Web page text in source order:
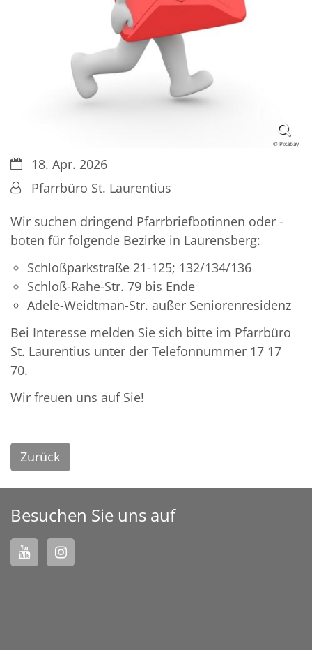
© Pixabay
Datum:18. Apr. 2026
Von:Pfarrbüro St. Laurentius
Wir suchen dringend Pfarrbriefbotinnen oder -
boten für folgende Bezirke in Laurensberg:
Schloßparkstraße 21-125; 132/134/136
Schloß-Rahe-Str. 79 bis Ende
Adele-Weidtman-Str. außer Seniorenresidenz
Bei Interesse melden Sie sich bitte im Pfarrbüro
St. Laurentius unter der Telefonnummer 17 17
70.
Wir freuen uns auf Sie!
Zurück
Besuchen Sie uns auf